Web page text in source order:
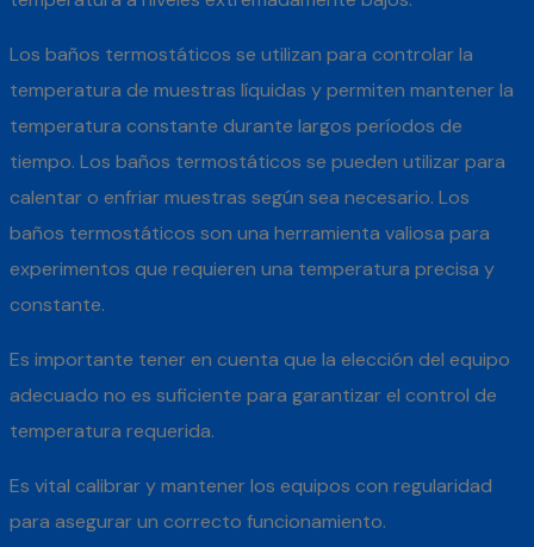
Los baños termostáticos se utilizan para controlar la
temperatura de muestras líquidas y permiten mantener la
temperatura constante durante largos períodos de
tiempo. Los baños termostáticos se pueden utilizar para
calentar o enfriar muestras según sea necesario. Los
baños termostáticos son una herramienta valiosa para
experimentos que requieren una temperatura precisa y
constante.
Es importante tener en cuenta que la elección del equipo
adecuado no es suficiente para garantizar el control de
temperatura requerida.
Es vital calibrar y mantener los equipos con regularidad
para asegurar un correcto funcionamiento.